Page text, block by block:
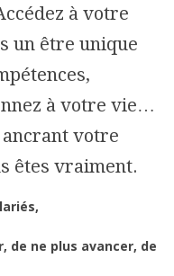
à votre
un être unique
à votre vie…
votre
êtes vraiment.
de ne plus avancer, de